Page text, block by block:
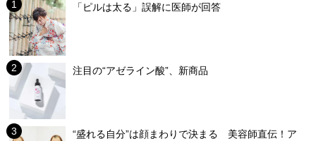
「ピルは太る」誤解に医師が回答
注目の“アゼライン酸”、新商品
“盛れる自分”は顔まわりで決まる 美容師直伝！ア